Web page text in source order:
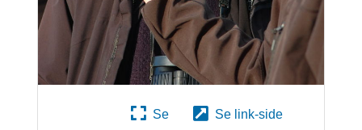
Se
Se link-side